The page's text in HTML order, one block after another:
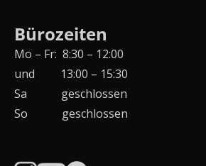
Bürozeiten
Mo – Fr: 8:30 – 12:00
und 13:00 – 15:30
Sa geschlossen
So geschlossen